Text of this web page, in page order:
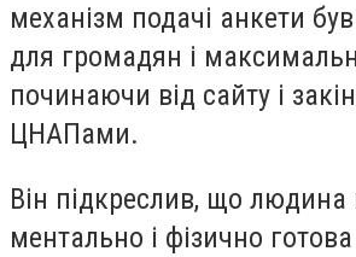
механізм подачі анкети
для громадян і
починаючи від сайту і
ЦНАПами.
Він підкреслив, що людина
ментально і фізично